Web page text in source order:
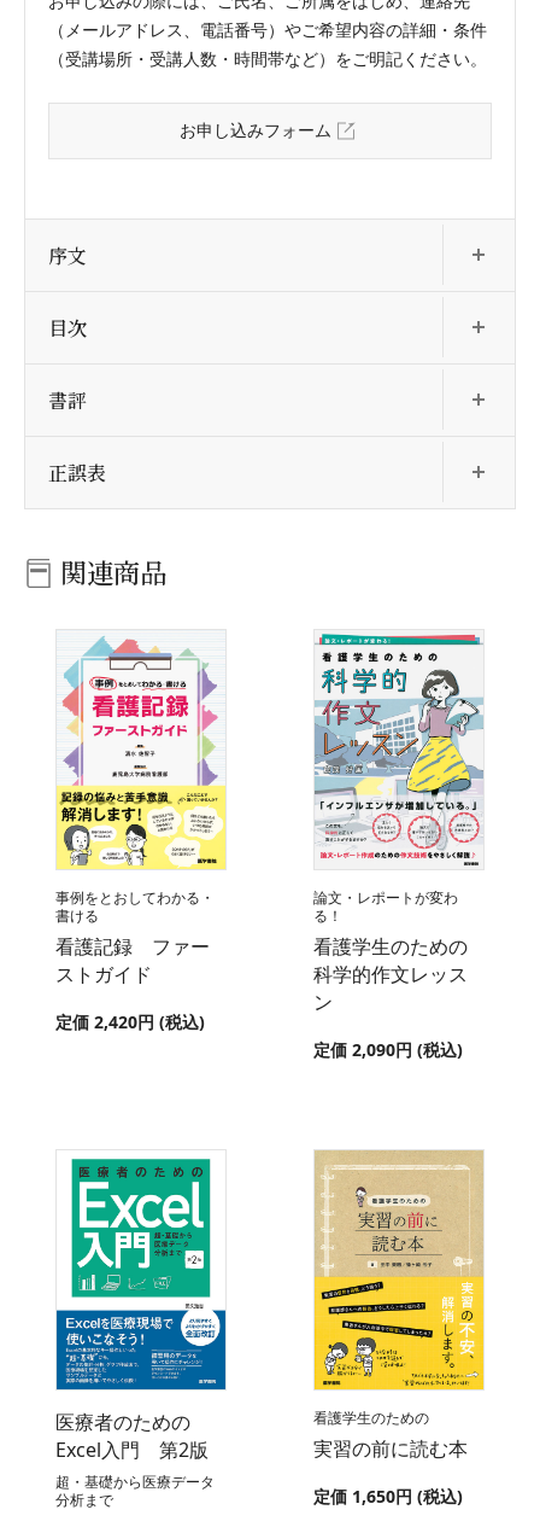
（メールアドレス、電話番号）やご希望内容の詳細・条件
（受講場所・受講人数・時間帯など）をご明記ください。
お申し込みフォーム
序文
目次
書評
正誤表
関連商品
事例をとおしてわかる・
書ける
看護記録 ファー
ストガイド
定価 2,420円 (税込)
論文・レポートが変わ
る！
看護学生のための
科学的作文レッス
ン
定価 2,090円 (税込)
医療者のための
Excel入門 第2版
超・基礎から医療データ
分析まで
看護学生のための
実習の前に読む本
定価 1,650円 (税込)